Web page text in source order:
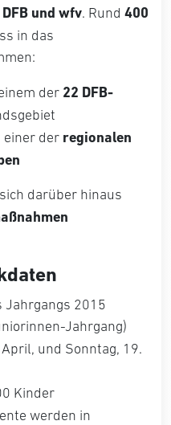
und wfv. Rund 400
in das
der 22 DFB-
einer der regionalen
darüber hinaus
Jahrgangs 2015
Jahrgang)
und Sonntag, 19.
Kinder
werden in